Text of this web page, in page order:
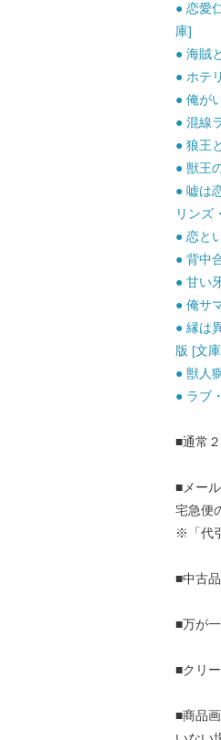
● 恋愛
庫]
● 海賊
● ホテ
● 俺が
● 混線
● 狼王
● 獣王
● 嘘は
リンズ
● 恋と
● 背中
● 甘い
● 俺サ
● 縁は
版 [文
● 獣人
● ラブ
■通常
■メー
宅急便
※「代
■中古
■万が
■クリ
■商品